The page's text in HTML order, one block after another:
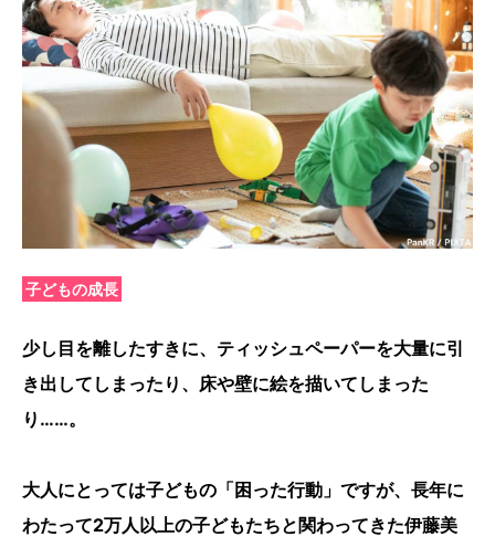
子どもの成長
少し目を離したすきに、ティッシュペーパーを大量に引
き出してしまったり、床や壁に絵を描いてしまった
り……。
大人にとっては子どもの「困った行動」ですが、長年に
わたって2万人以上の子どもたちと関わってきた伊藤美